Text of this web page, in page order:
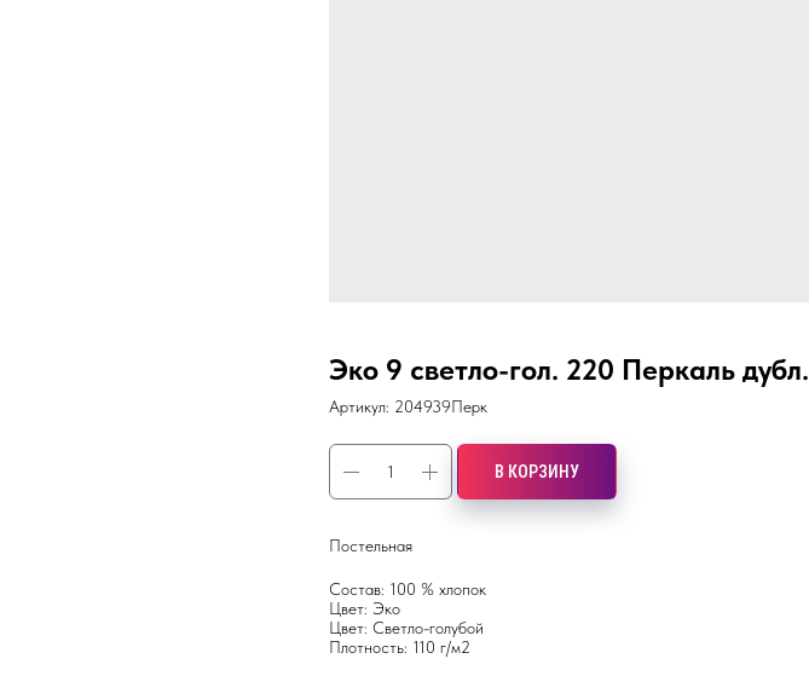
Эко 9 светло-гол. 220 Перкаль дубл.
Артикул: 204939Перк
В КОРЗИНУ
Постельная
Состав: 100 % хлопок
Цвет: Эко
Цвет: Светло-голубой
Плотность: 110 г/м2